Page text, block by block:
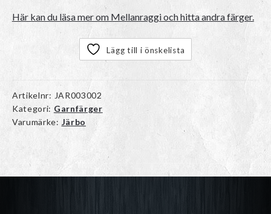
Här kan du läsa mer om Mellanraggi och hitta andra färger.
Lägg till i önskelista
Artikelnr: JAR003002
Kategori: Garnfärger
Varumärke: Järbo